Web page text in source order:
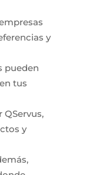
y
pueden
tus
y